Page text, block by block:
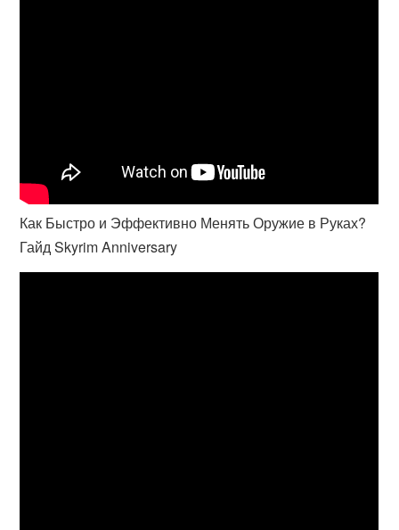
Как Быстро и Эффективно Менять Оружие в Руках?
Гайд Skyrim Anniversary